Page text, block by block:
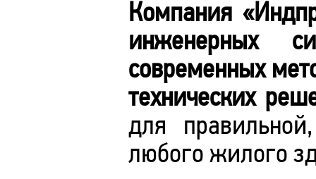
Компания
инженерных
современных
технических
для
любого жилого